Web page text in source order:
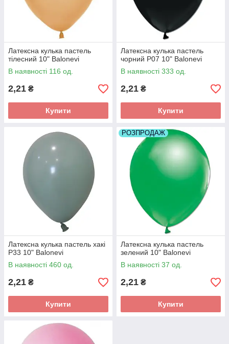
Латексна кулька пастель
тілесний 10" Balonevi
В наявності 116 од.
2,21 ₴
Купити
Латексна кулька пастель
чорний P07 10" Balonevi
В наявності 333 од.
2,21 ₴
Купити
Латексна кулька пастель хакі
P33 10" Balonevi
В наявності 460 од.
2,21 ₴
Купити
РОЗПРОДАЖ
Латексна кулька пастель
зелений 10" Balonevi
В наявності 37 од.
2,21 ₴
Купити